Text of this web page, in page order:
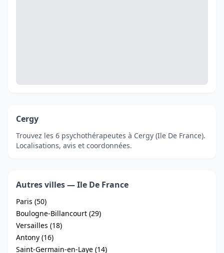
Cergy
Trouvez les 6 psychothérapeutes à Cergy (Ile De France).
Localisations, avis et coordonnées.
Autres villes — Ile De France
Paris (50)
Boulogne-Billancourt (29)
Versailles (18)
Antony (16)
Saint-Germain-en-Laye (14)